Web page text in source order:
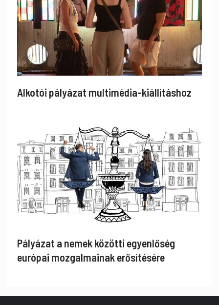
Alkotói pályázat multimédia-kiállításhoz
Pályázat a nemek közötti egyenlőség
európai mozgalmainak erősítésére